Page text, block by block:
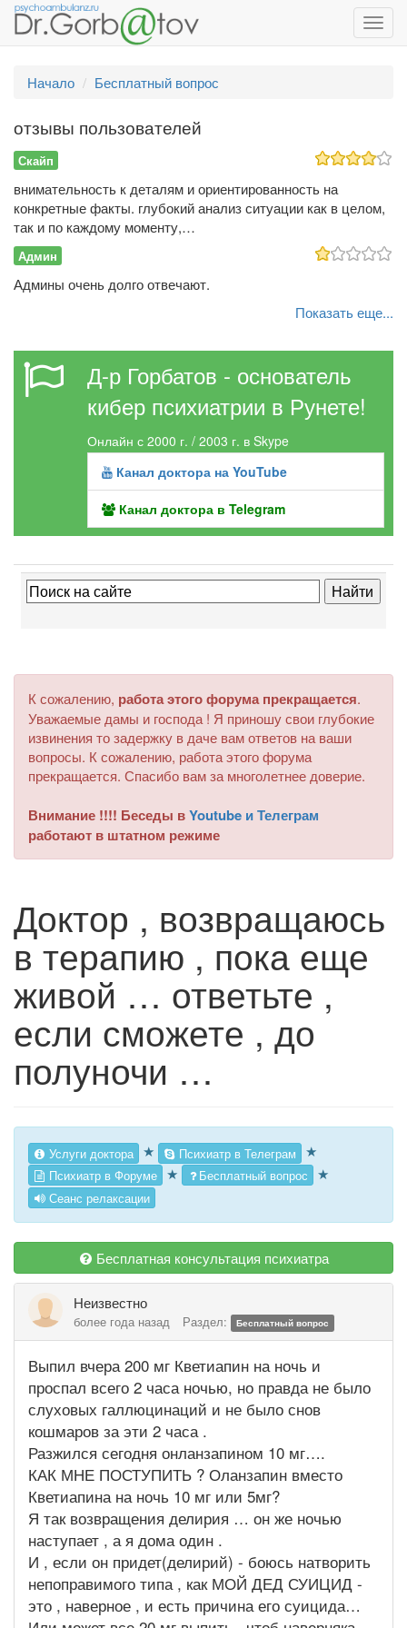
Начало
Бесплатный вопрос
отзывы пользователей
Скайп
внимательность к деталям и ориентированность на
конкретные факты. глубокий анализ ситуации как в целом,
так и по каждому моменту,…
Админ
Админы очень долго отвечают.
Показать еще...
Д-р Горбатов - основатель
кибер психиатрии в Рунете!
Онлайн с 2000 г. / 2003 г. в Skype
Канал доктора на YouTube
Канал доктора в Telegram
К сожалению, работа этого форума прекращается.
Уважаемые дамы и господа ! Я приношу свои глубокие
извинения то задержку в даче вам ответов на ваши
вопросы. К сожалению, работа этого форума
прекращается. Спасибо вам за многолетнее доверие.
Внимание !!!! Беседы вYoutube и Телеграм
работают в штатном режиме
Доктор , возвращаюсь
в терапию , пока еще
живой … ответьте ,
если сможете , до
полуночи …
Услуги доктора ★ Психиатр в Телеграм ★
Психиатр в Форуме ★ Бесплатный вопрос ★
Сеанс релаксации
Бесплатная консультация психиатра
Неизвестно
более года назад Раздел: Бесплатный вопрос
Выпил вчера 200 мг Кветиапин на ночь и
проспал всего 2 часа ночью, но правда не было
слуховых галлюцинаций и не было снов
кошмаров за эти 2 часа .
Разжился сегодня онланзапином 10 мг….
КАК МНЕ ПОСТУПИТЬ ? Оланзапин вместо
Кветиапина на ночь 10 мг или 5мг?
Я так возвращения делирия … он же ночью
наступает , а я дома один .
И , если он придет(делирий) - боюсь натворить
непоправимого типа , как МОЙ ДЕД СУИЦИД -
это , наверное , и есть причина его суицида…